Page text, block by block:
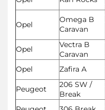
Opel
Omega B
Caravan
Opel
Vectra B
Caravan
Opel
Zafira A
Peugeot
206 SW /
Break